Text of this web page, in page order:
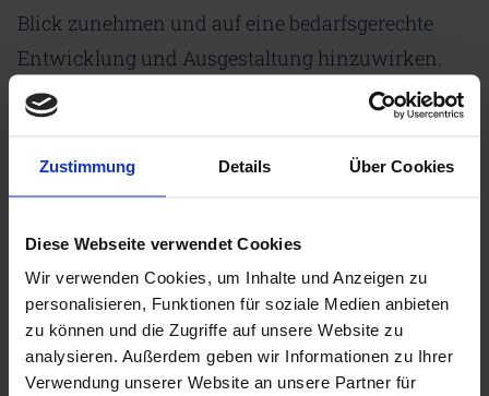
Zustimmung Details Über Cookies
Diese Webseite verwendet Cookies
Wir verwenden Cookies, um Inhalte und Anzeigen zu
personalisieren, Funktionen für soziale Medien anbieten
zu können und die Zugriffe auf unsere Website zu
analysieren. Außerdem geben wir Informationen zu Ihrer
Verwendung unserer Website an unsere Partner für
Blick zunehmen und auf eine bedarfsgerechte
Entwicklung und Ausgestaltung hinzuwirken.
veröffentlicht
Die gewonnenen Erkenntnisse ermöglichen es,
die Arbeit des CDI stärker zu konzentrieren und
auf die Bedürfnisse der Partner auf ihrem
Transformationsweg auszurichten. Dazu werden
prioritäre Handlungsempfehlungen formuliert.